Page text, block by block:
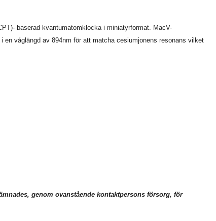
baserad kvantumatomklocka i miniatyrformat. MacV-
våglängd av 894nm för att matcha cesiumjonens resonans vilket
genom ovanstående kontaktpersons försorg, för